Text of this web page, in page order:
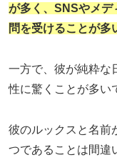
が多く、SNSやメデ
問を受けることが多
一方で、彼が純粋な
性に驚くことが多い
彼のルックスと名前
つであることは間違